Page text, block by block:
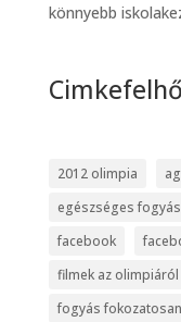
könnyebb
Cimkefelhő
2012 olimpia
egészséges fogyás
facebook
filmek az olimpiáról
fogyás fokozatosan